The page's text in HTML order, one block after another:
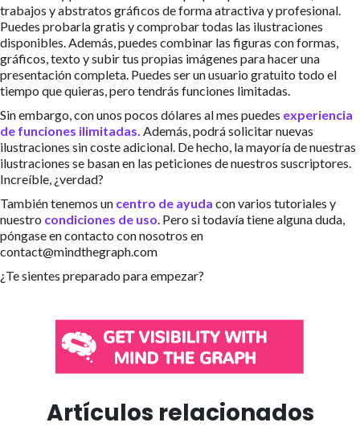
trabajos y abstratos gráficos de forma atractiva y profesional.
Puedes probarla gratis y comprobar todas las ilustraciones
disponibles. Además, puedes combinar las figuras con formas,
gráficos, texto y subir tus propias imágenes para hacer una
presentación completa. Puedes ser un usuario gratuito todo el
tiempo que quieras, pero tendrás funciones limitadas.
Sin embargo, con unos pocos dólares al mes puedes experiencia
de funciones ilimitadas. Además, podrá solicitar nuevas
ilustraciones sin coste adicional. De hecho, la mayoría de nuestras
ilustraciones se basan en las peticiones de nuestros suscriptores.
Increíble, ¿verdad?
También tenemos un centro de ayuda con varios tutoriales y
nuestro condiciones de uso. Pero si todavía tiene alguna duda,
póngase en contacto con nosotros en
contact@mindthegraph.com
¿Te sientes preparado para empezar?
Artículos relacionados